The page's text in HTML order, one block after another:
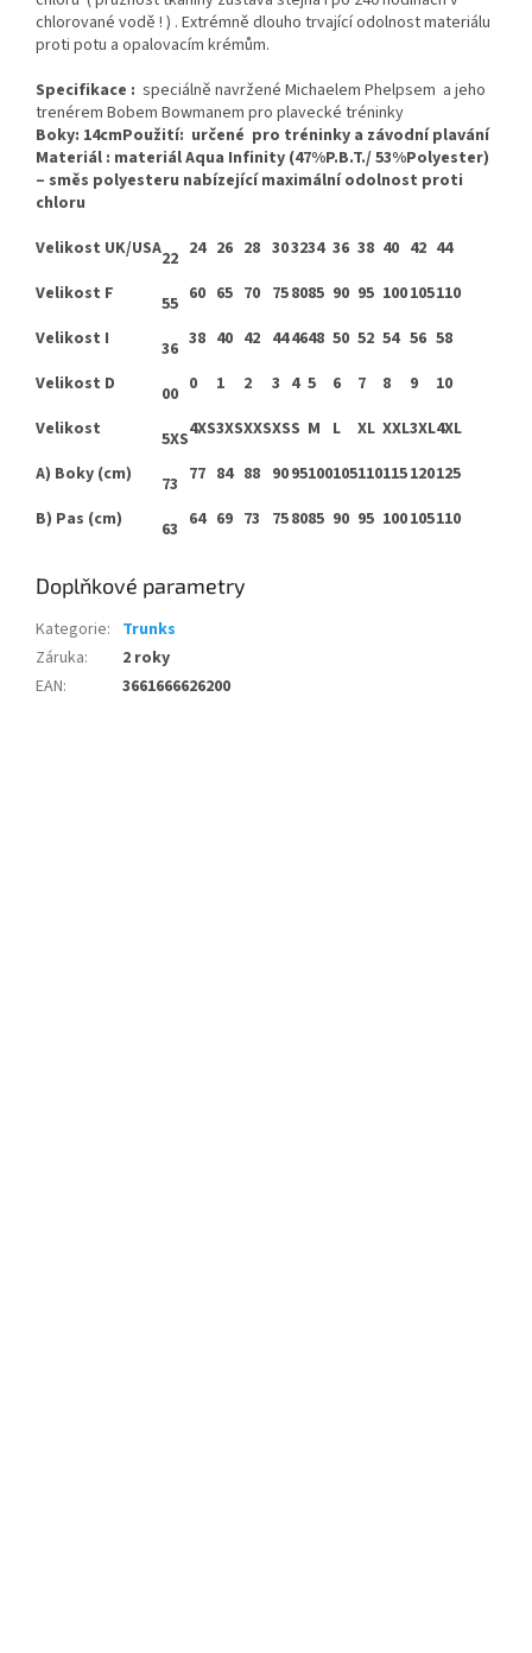
chlorované vodě ! ) . Extrémně dlouho trvající odolnost materiálu
proti potu a opalovacím krémům.
Specifikace : speciálně navržené Michaelem Phelpsem a jeho
trenérem Bobem Bowmanem pro plavecké tréninky
Boky: 14cmPoužití: určené pro tréninky a závodní plavání
Materiál : materiál Aqua Infinity (47%P.B.T./ 53%Polyester)
– směs polyesteru nabízející maximální odolnost proti
chloru
Velikost UK/USA22 24 26 28 303234 36 38 40 42 44
Velikost F
55 60 65 70 758085 90 95 100105110
Velikost I
36 38 40 42 444648 50 52 54 56 58
Velikost D
00 0 1 2 3 4 5 6 7 8 9
10
Velikost
5XS4XS3XSXXSXSS M L XL XXL3XL4XL
A) Boky (cm)
73 77 84 88 9095100105110115120125
B) Pas (cm)
63 64 69 73 758085 90 95 100105110
Doplňkové parametry
Kategorie: Trunks
Záruka:
2 roky
EAN: 3661666626200